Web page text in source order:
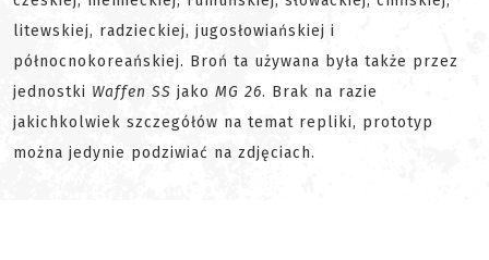
litewskiej, radzieckiej, jugosłowiańskiej i
północnokoreańskiej. Broń ta używana była także przez
jednostki Waffen SS jako MG 26. Brak na razie
jakichkolwiek szczegółów na temat repliki, prototyp
można jedynie podziwiać na zdjęciach.